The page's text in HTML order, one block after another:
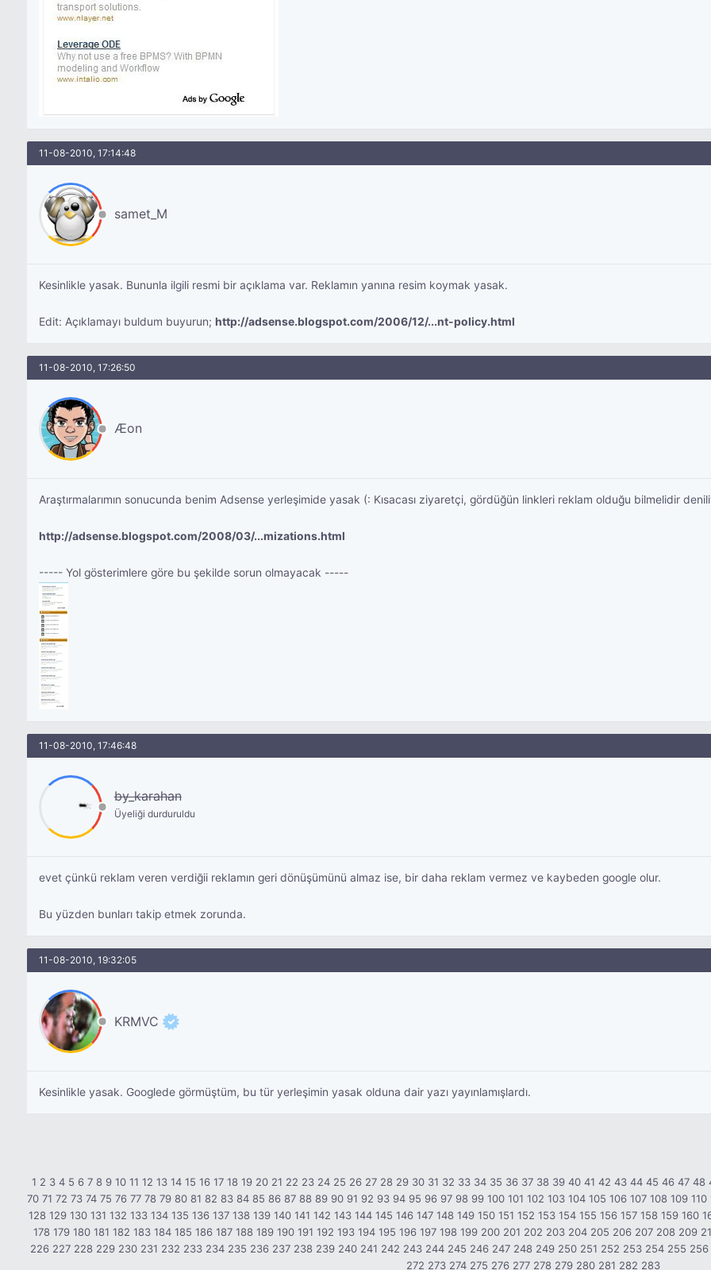
11-08-2010, 17:14:48
samet_M
Kesinlikle yasak. Bununla ilgili resmi bir açıklama var. Reklamın yanına resim koymak yasak.
Edit: Açıklamayı buldum buyurun; http://adsense.blogspot.com/2006/12/...nt-policy.html
11-08-2010, 17:26:50
Æon
Araştırmalarımın sonucunda benim Adsense yerleşimide yasak (: Kısacası ziyaretçi, gördüğün linkleri reklam olduğu bilmelidir
http://adsense.blogspot.com/2008/03/...mizations.html
----- Yol gösterimlere göre bu şekilde sorun olmayacak -----
11-08-2010, 17:46:48
by_karahan
Üyeliği durduruldu
evet çünkü reklam veren verdiğii reklamın geri dönüşümünü almaz ise, bir daha reklam vermez ve kaybeden google olur.
Bu yüzden bunları takip etmek zorunda.
11-08-2010, 19:32:05
KRMVC
Kesinlikle yasak. Googlede görmüştüm, bu tür yerleşimin yasak olduna dair yazı yayınlamışlardı.
1 2 3 4 5 6 7 8 9 10 11 12 13 14 15 16 17 18 19 20 21 22 23 24 25 26 27 28 29 30 31 32 33 34 35 36 37 38 39 40 41 42 43 44 45 46 47 48
70 71 72 73 74 75 76 77 78 79 80 81 82 83 84 85 86 87 88 89 90 91 92 93 94 95 96 97 98 99 100 101 102 103 104 105 106 107 108 109 110
128 129 130 131 132 133 134 135 136 137 138 139 140 141 142 143 144 145 146 147 148 149 150 151 152 153 154 155 156 157 158 159 160
178 179 180 181 182 183 184 185 186 187 188 189 190 191 192 193 194 195 196 197 198 199 200 201 202 203 204 205 206 207 208 209
226 227 228 229 230 231 232 233 234 235 236 237 238 239 240 241 242 243 244 245 246 247 248 249 250 251 252 253 254 255 256
272 273 274 275 276 277 278 279 280 281 282 283